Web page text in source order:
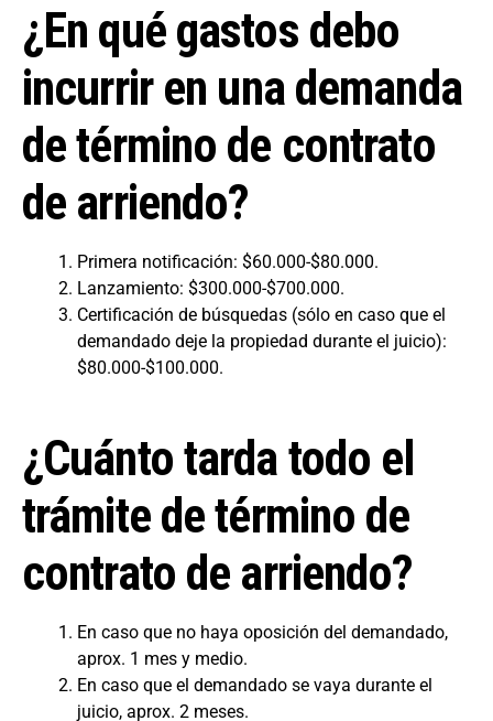
¿En qué gastos debo
incurrir en una demanda
de término de contrato
de arriendo?
Primera notificación: $60.000-$80.000.
Lanzamiento: $300.000-$700.000.
Certificación de búsquedas (sólo en caso que el
demandado deje la propiedad durante el juicio):
$80.000-$100.000.
¿Cuánto tarda todo el
trámite de término de
contrato de arriendo?
En caso que no haya oposición del demandado,
aprox. 1 mes y medio.
En caso que el demandado se vaya durante el
juicio, aprox. 2 meses.